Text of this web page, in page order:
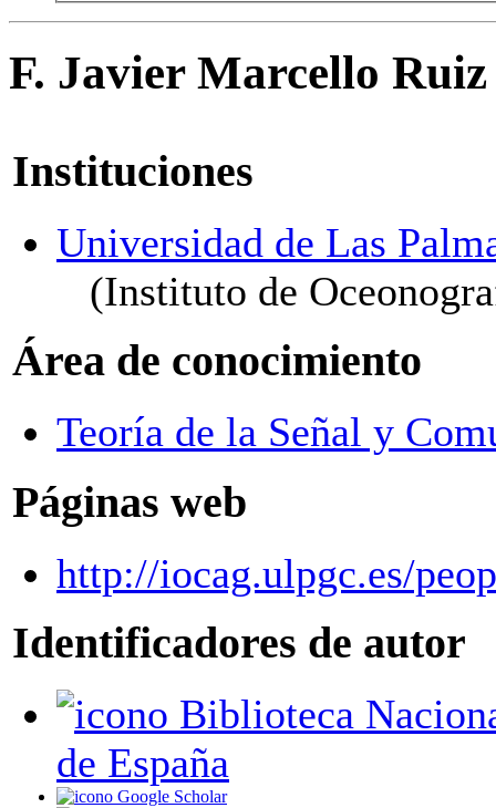
F. Javier Marcello Ruiz
Instituciones
Universidad de Las
(Instituto de
Área de conocimiento
Teoría de la Señal y
Páginas web
http://iocag.ulpgc.es/
Identificadores de autor
de España
Google Scholar